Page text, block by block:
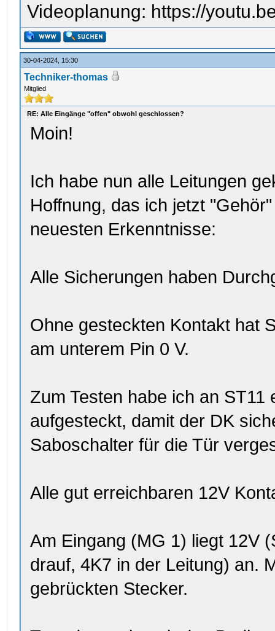
Videoplanung: https://
30-04-2024, 15:30
Techniker-thomas
Mitglied
RE: Alle Eingänge "offen" obwohl geschlossen?
Moin!
Ich habe nun alle Leitungen
Hoffnung, das ich jetzt
neuesten Erkenntnisse:
Alle Sicherungen haben
Ohne gesteckten Kontakt hat
am unterem Pin 0 V.
Zum Testen habe ich an
aufgesteckt, damit der DK
Saboschalter für die Tür
Alle gut erreichbaren 12V
Am Eingang (MG 1) liegt 12V
drauf, 4K7 in der Leitung) an.
gebrückten Stecker.